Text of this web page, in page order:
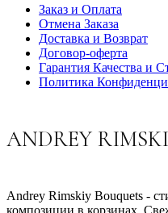
Заказ и Оплата
Отмена Заказа
Доставка и Возврат
Договор-оферта
Гарантия Качества и
Политика
ANDREY
Andrey Rimskiy Bouquets -
композиции в корзинах.